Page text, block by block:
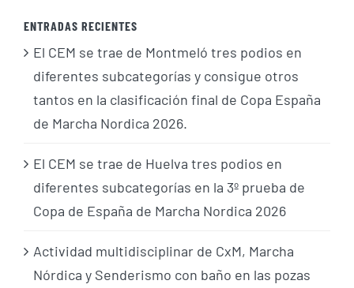
ENTRADAS RECIENTES
El CEM se trae de Montmeló tres podios en
diferentes subcategorías y consigue otros
tantos en la clasificación final de Copa España
de Marcha Nordica 2026.
El CEM se trae de Huelva tres podios en
diferentes subcategorías en la 3º prueba de
Copa de España de Marcha Nordica 2026
Actividad multidisciplinar de CxM, Marcha
Nórdica y Senderismo con baño en las pozas